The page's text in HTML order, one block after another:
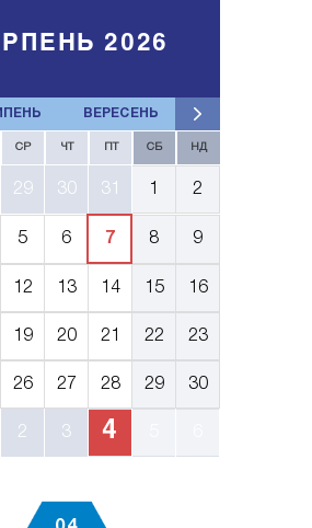
ВЕРЕСЕНЬ
2026
СР ЧТ ПТ СБ НД
29 30 31 1 2
5 6 7 8 9
12 13 14 15 16
19 20 21 22 23
26 27 28 29 30
2 3 4